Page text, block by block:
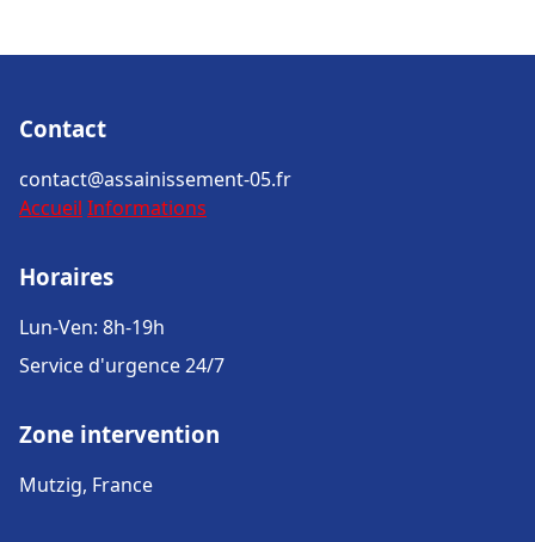
Contact
contact@assainissement-05.fr
Accueil Informations
Horaires
Lun-Ven: 8h-19h
Service d'urgence 24/7
Zone intervention
Mutzig, France